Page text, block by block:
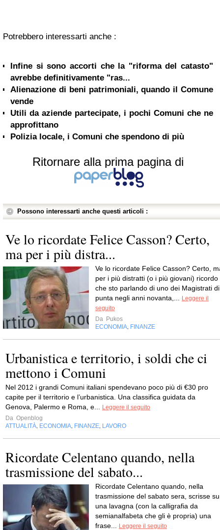
Potrebbero interessarti anche :
Infine si sono accorti che la "riforma del catasto"
avrebbe definitivamente "ras...
Alienazione di beni patrimoniali, quando il Comune
vende
Utili da aziende partecipate, i pochi Comuni che ne
approfittano
Polizia locale, i Comuni che spendono di più
Ritornare alla prima pagina di
Possono interessarti anche questi articoli :
Ve lo ricordate Felice Casson? Certo,
ma per i più distra...
Ve lo ricordate Felice Casson? Certo,
per i più distratti (o i più giovani) ricordo
che sto parlando di uno dei Magistrati di
punta negli anni novanta,...
Leggere il
seguito
Da Pukos
ECONOMIA FINANZE
Urbanistica e territorio, i soldi che ci
mettono i Comuni
Nel 2012 i grandi Comuni italiani spendevano poco più di €30 pro
capite per il territorio e l’urbanistica. Una classifica guidata da
Genova, Palermo e Roma, e...
Leggere il seguito
Da Openblog
ATTUALITÀ ECONOMIA FINANZE LAVORO
Ricordate Celentano quando, nella
trasmissione del sabato...
Ricordate Celentano quando, nella
trasmissione del sabato sera, scrisse su
una lavagna (con la calligrafia da
semianalfabeta che gli è propria) una
frase...
Leggere il seguito